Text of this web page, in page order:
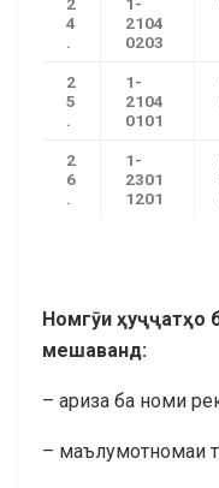
4
.
2104
0203
2
5
.
1-
2104
0101
2
6
.
1-
2301
1201
Номгӯи ҳуҷҷатҳо
мешаванд:
– ариза ба номи
– маълумотномаи